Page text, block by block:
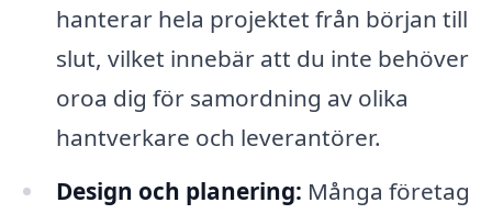
hanterar hela projektet från början till
slut, vilket innebär att du inte behöver
oroa dig för samordning av olika
hantverkare och leverantörer.
Design och planering: Många företag